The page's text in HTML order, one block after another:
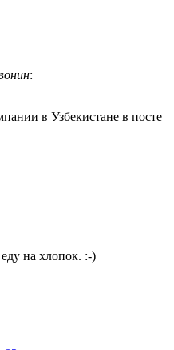
:
в Узбекистане в посте
на хлопок. :-)